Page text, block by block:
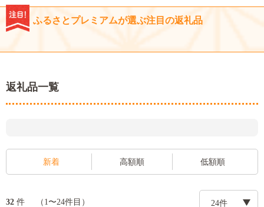
ふるさとプレミアムが選ぶ注目の返礼品
返礼品一覧
32 件 （1〜24件目）
新着 高額順 低額順